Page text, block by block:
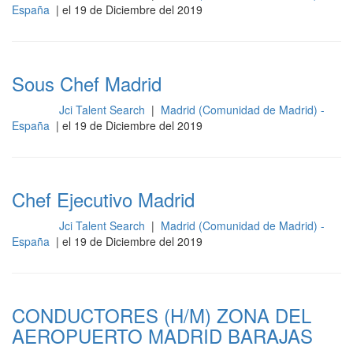
España | el 19 de Diciembre del 2019
Sous Chef Madrid
Jci Talent Search | Madrid (Comunidad de Madrid) -
España | el 19 de Diciembre del 2019
Chef Ejecutivo Madrid
Jci Talent Search | Madrid (Comunidad de Madrid) -
España | el 19 de Diciembre del 2019
CONDUCTORES (H/M) ZONA DEL
AEROPUERTO MADRID BARAJAS